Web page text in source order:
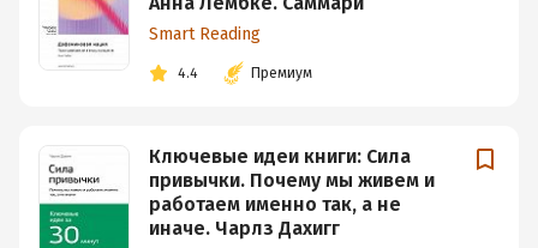
Smart Reading
4.4 Премиум
Ключевые идеи книги: Сила
привычки. Почему мы живем и
работаем именно так, а не
иначе. Чарлз Дахигг